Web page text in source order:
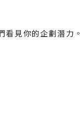
見你的企劃潛力。